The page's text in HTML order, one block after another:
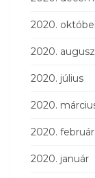
2020.
2020.
2020. július
2020.
2020. február
2020. január